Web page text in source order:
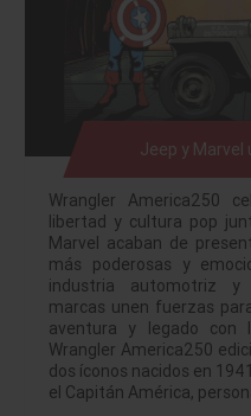
Jeep y Marvel
Wrangler America250
libertad y cultura pop
Marvel acaban de
más poderosas y
industria automotriz y
marcas unen fuerzas
aventura y legado con
Wrangler America250
dos íconos nacidos en
el Capitán América,